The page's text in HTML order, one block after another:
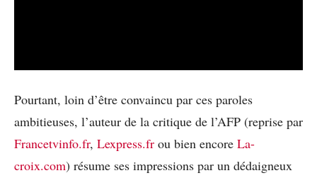
Pourtant, loin d’être convaincu par ces paroles
ambitieuses, l’auteur de la critique de l’AFP (reprise par
Francetvinfo.fr, Lexpress.fr ou bien encore La-
croix.com) résume ses impressions par un dédaigneux